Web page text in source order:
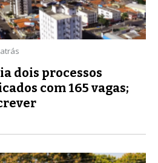
dois processos
com 165 vagas;